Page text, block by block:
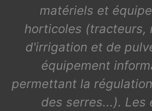
matériels et
horticoles (tracteurs,
d'irrigation et de
équipement
permettant la
des serres...). Les